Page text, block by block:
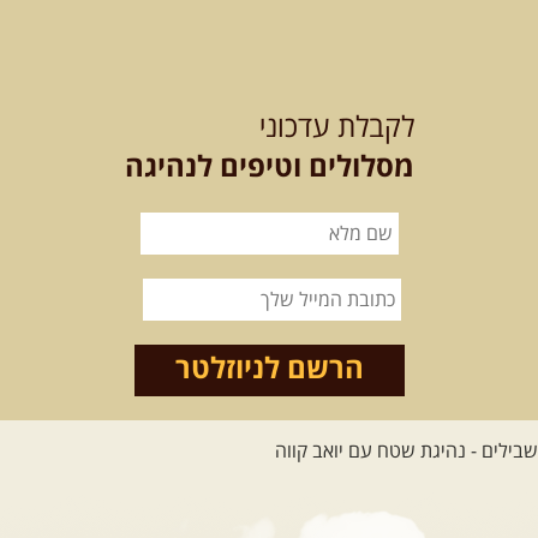
למגוון רכבי שטח
בחרנו לילה מיוחד לטיול מיוחד!
השמיים יהיו נקיים, הכוכבים ...
שישי- מעיינות
ואתגרים בצפון הרמה
מסלול חדש בצפון רמת הגולן בהובלת
מדריך תושב האזור. המסלול ...
לקבלת עדכוני
מסלולים וטיפים לנהיגה
הרשם לניוזלטר